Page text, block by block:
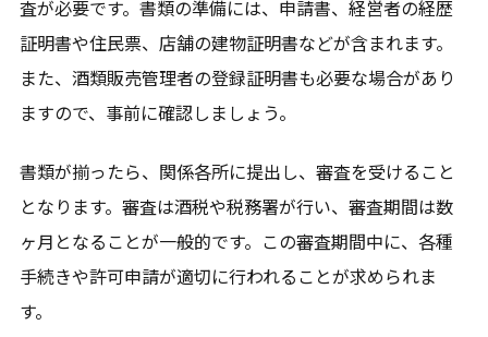
査が必要です。書類の準備には、申請書、経営者の経歴
証明書や住民票、店舗の建物証明書などが含まれます。
また、酒類販売管理者の登録証明書も必要な場合があり
ますので、事前に確認しましょう。
書類が揃ったら、関係各所に提出し、審査を受けること
となります。審査は酒税や税務署が行い、審査期間は数
ヶ月となることが一般的です。この審査期間中に、各種
手続きや許可申請が適切に行われることが求められま
す。